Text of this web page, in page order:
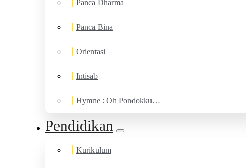
Panca Dharma
Panca Bina
Orientasi
Intisab
Hymne : Oh Pondokku…
Pendidikan
Kurikulum